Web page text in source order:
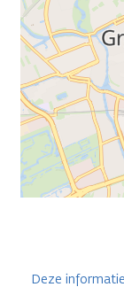
Deze